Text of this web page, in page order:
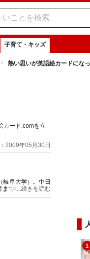
子育て・キッズ
熱い思いが英語絵カードにな
カード.comを立
2009年05月30日
岐阜大学）。中日
まで岐阜県可児市
...続きを読む
1